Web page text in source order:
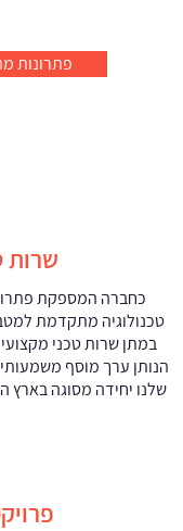
פתרונות
שרות
כחברה המספקת
טכנולוגיה מתקדמת
במתן שרות טכני מקצועי
הנותן ערך מוסף
שלנו יחידה מסוגה בארץ